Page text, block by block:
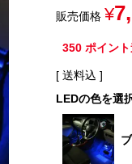
販売価格 ¥
350 ポイン
送料込
LEDの色を選